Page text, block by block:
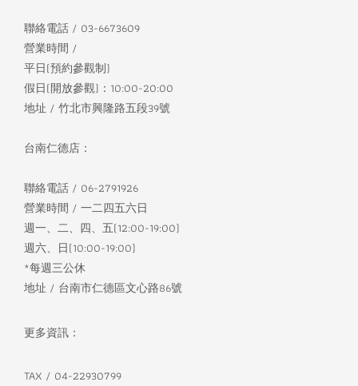
聯絡電話 / 03-6673609
營業時間 /
平日(預約參觀制)
假日(開放參觀)：10:00-20:00
地址 / 竹北市興隆路五段39號
台南仁德店：
聯絡電話 / 06-2791926
營業時間 / 一二四五六日
週一、二、四、五(12:00-19:00)
週六、日(10:00-19:00)
*每週三公休
地址 / 台南市仁德區文心路86號
更多資訊：
TAX / 04-22930799